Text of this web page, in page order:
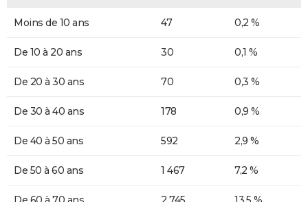
Moins de 10 ans 47 0,2 %
De 10 à 20 ans 30 0,1 %
De 20 à 30 ans 70 0,3 %
De 30 à 40 ans 178 0,9 %
De 40 à 50 ans 592 2,9 %
De 50 à 60 ans 1 467 7,2 %